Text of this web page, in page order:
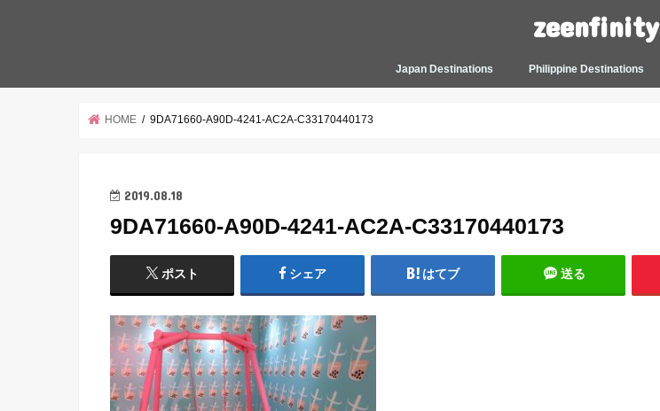
zeenfinity
Japan Destinations Philippine Destinations
HOME 9DA71660-A90D-4241-AC2A-C33170440173
2019.08.18
9DA71660-A90D-4241-AC2A-C33170440173
ポスト シェア はてブ 送る